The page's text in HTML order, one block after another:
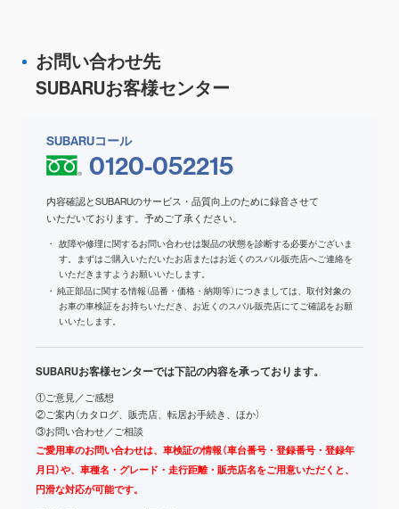
お問い合わせ先
SUBARUお客様センター
SUBARUコール
0120-052215
内容確認とSUBARUのサービス・品質向上のために録音させて
いただいております。予めご了承ください。
故障や修理に関するお問い合わせは製品の状態を診断する必要がございま
す。まずはご購入いただいたお店またはお近くのスバル販売店へご連絡を
いただきますようお願いいたします。
純正部品に関する情報（品番・価格・納期等）につきましては、取付対象の
お車の車検証をお持ちいただき、お近くのスバル販売店にてご確認をお願
いいたします。
SUBARUお客様センターでは下記の内容を承っております。
①ご意見／ご感想
②ご案内（カタログ、販売店、転居お手続き、ほか）
③お問い合わせ／ご相談
ご愛用車のお問い合わせは、車検証の情報（車台番号・登録番号・登録年
月日）や、車種名・グレード・走行距離・販売店名をご用意いただくと、
円滑な対応が可能です。